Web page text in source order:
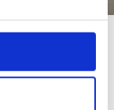
og